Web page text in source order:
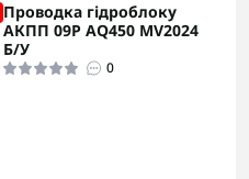
Проводка гідроблоку
АКПП 09P AQ450 MV2024
Б/У
0